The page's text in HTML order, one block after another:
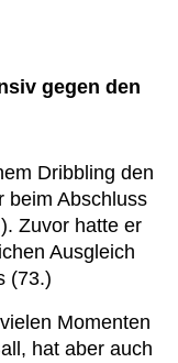
gegen den
Dribbling den
beim Abschluss
Zuvor hatte er
Ausgleich
(73.)
Momenten
hat aber auch